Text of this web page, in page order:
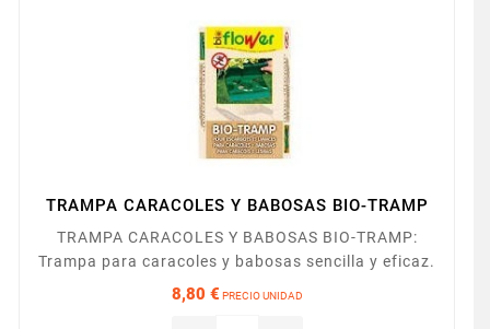
TRAMPA CARACOLES Y BABOSAS BIO-TRAMP
TRAMPA CARACOLES Y BABOSAS BIO-TRAMP:
Trampa para caracoles y babosas sencilla y eficaz.
8,80 € PRECIO UNIDAD